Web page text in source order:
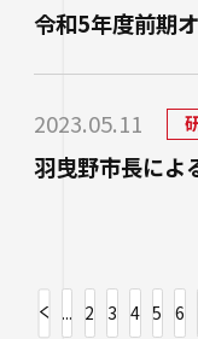
令和5年度前期
2023.05.11
羽曳野市長によ
... 2 3 4 5 6